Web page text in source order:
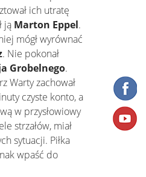
ich utratę
ją Marton Eppel.
mógł wyrównać
. Nie pokonał
Grobelnego.
Warty zachował
czyste konto, a
w przysłowiowy
strzałów, miał
sytuacji. Piłka
wpaść do